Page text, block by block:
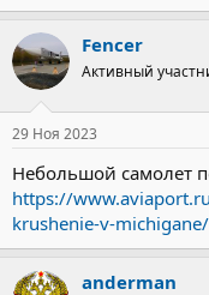
Fencer
Активный
29 Ноя 2023
Небольшой самолет
https://
krushenie-v-michigane/
anderman